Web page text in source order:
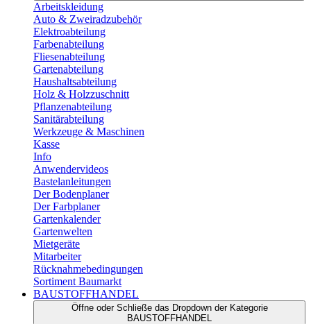
Arbeitskleidung
Auto & Zweiradzubehör
Elektroabteilung
Farbenabteilung
Fliesenabteilung
Gartenabteilung
Haushaltsabteilung
Holz & Holzzuschnitt
Pflanzenabteilung
Sanitärabteilung
Werkzeuge & Maschinen
Kasse
Info
Anwendervideos
Bastelanleitungen
Der Bodenplaner
Der Farbplaner
Gartenkalender
Gartenwelten
Mietgeräte
Mitarbeiter
Rücknahmebedingungen
Sortiment Baumarkt
BAUSTOFFHANDEL
Öffne oder Schließe das Dropdown der Kategorie
BAUSTOFFHANDEL